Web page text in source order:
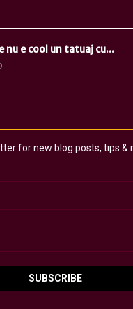
nu e cool un tatuaj cu...
for new blog posts, tips &